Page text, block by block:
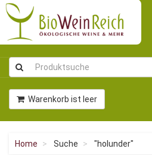
Warenkorb ist leer
Home Suche "holunder"